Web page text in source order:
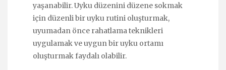
yaşanabilir. Uyku düzenini düzene sokmak
için düzenli bir uyku rutini oluşturmak,
uyumadan önce rahatlama teknikleri
uygulamak ve uygun bir uyku ortamı
oluşturmak faydalı olabilir.